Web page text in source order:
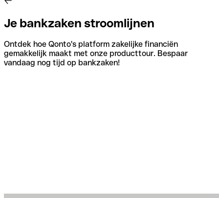
Je bankzaken stroomlijnen
Ontdek hoe Qonto's platform zakelijke financiën
gemakkelijk maakt met onze producttour. Bespaar
vandaag nog tijd op bankzaken!